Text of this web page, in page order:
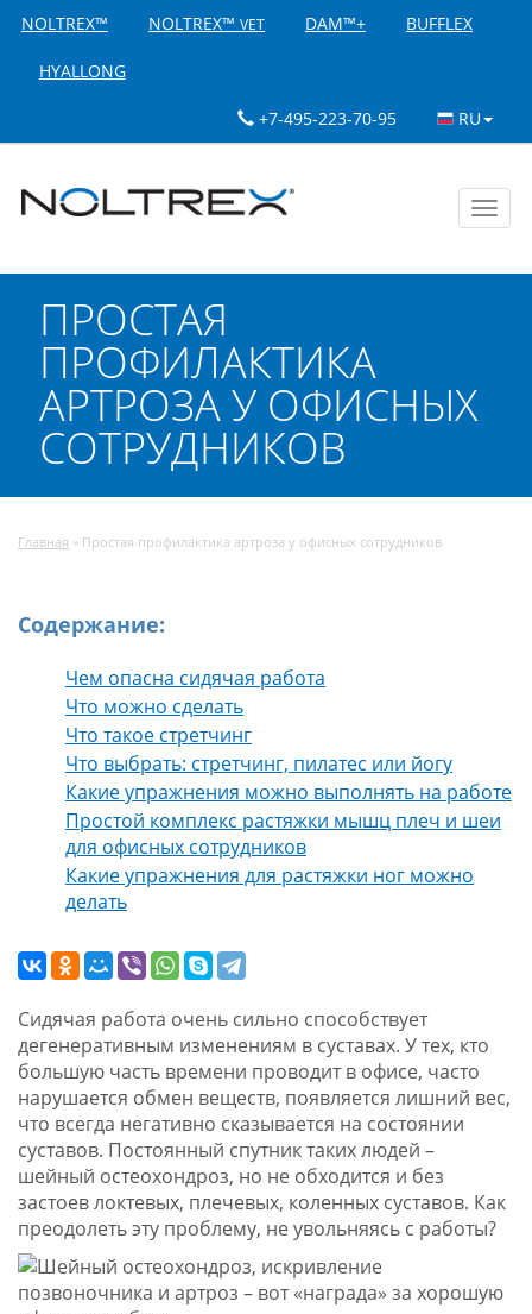
NOLTREX™ NOLTREX™ VET DAM™+ BUFFLEX
HYALLONG
+7-495-223-70-95 RU
ПРОСТАЯ
ПРОФИЛАКТИКА
АРТРОЗА У ОФИСНЫХ
СОТРУДНИКОВ
Главная » Простая профилактика артроза у офисных сотрудников
Содержание:
Чем опасна сидячая работа
Что можно сделать
Что такое стретчинг
Что выбрать: стретчинг, пилатес или йогу
Какие упражнения можно выполнять на работе
Простой комплекс растяжки мышц плеч и шеи
для офисных сотрудников
Какие упражнения для растяжки ног можно
делать
Сидячая работа очень сильно способствует
дегенеративным изменениям в суставах. У тех, кто
большую часть времени проводит в офисе, часто
нарушается обмен веществ, появляется лишний вес,
что всегда негативно сказывается на состоянии
суставов. Постоянный спутник таких людей –
шейный остеохондроз, но не обходится и без
застоев локтевых, плечевых, коленных суставов. Как
преодолеть эту проблему, не увольняясь с работы?